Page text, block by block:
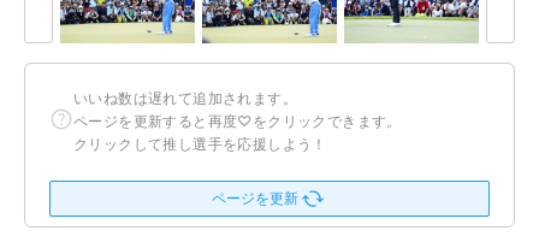
いいね数は遅れて追加されます。
ページを更新すると再度♡をクリックできます。
クリックして推し選手を応援しよう！
ページを更新